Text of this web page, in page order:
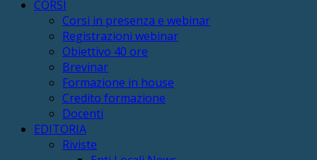
CORSI
Corsi in presenza e webinar
Registrazioni webinar
Obiettivo 40 ore
Brevinar
Formazione in house
Credito formazione
Docenti
EDITORIA
Riviste